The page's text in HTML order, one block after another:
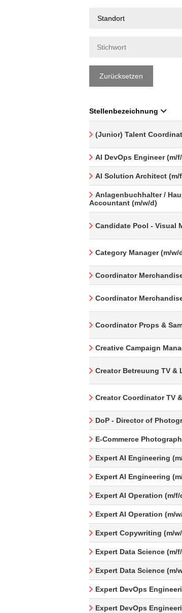
Standort
Zurücksetzen
Stellenbezeichnung
(Junior) Talent
AI DevOps Engineer (m/
AI Solution Architect (m/
Anlagenbuchhalter /
Accountant (m/w/d)
Candidate Pool - Visual
Category Manager (m/w/
Coordinator
Coordinator
Coordinator Props &
Creative Campaign
Creator Betreuung TV &
Creator Coordinator TV
DoP - Director of
E-Commerce
Expert AI Engineering
Expert AI Engineering
Expert AI Operation (m/f/
Expert AI Operation (m/
Expert Copywriting (m/
Expert Data Science (m/
Expert Data Science (m/
Expert DevOps
Expert DevOps